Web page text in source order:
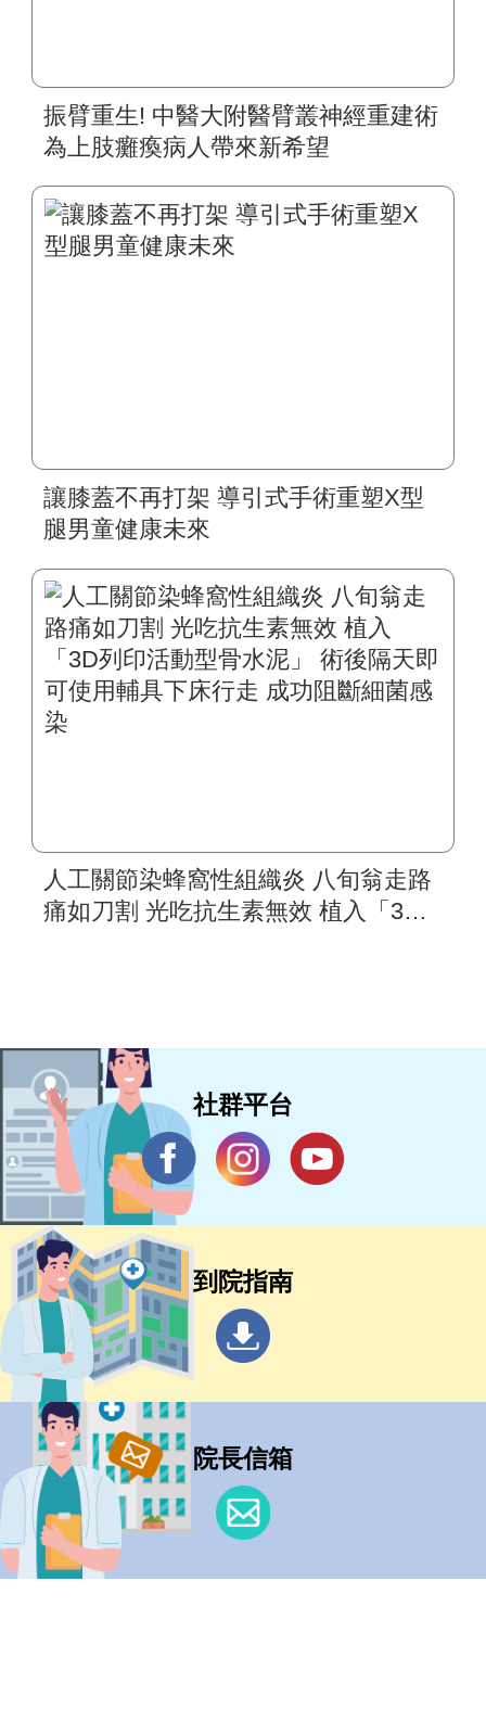
振臂重生! 中醫大附醫臂叢神經重建術
為上肢癱瘓病人帶來新希望
讓膝蓋不再打架 導引式手術重塑X型
腿男童健康未來
人工關節染蜂窩性組織炎 八旬翁走路
痛如刀割 光吃抗生素無效 植入「3D
社群平台
到院指南
院長信箱